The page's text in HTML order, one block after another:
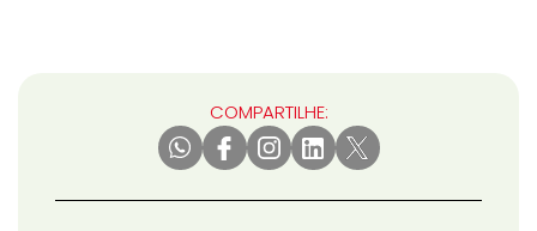
COMPARTILHE: